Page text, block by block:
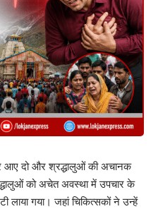
आए दो और श्रद्धालुओं की अचानक
को अचेत अवस्था में उपचार के
लाया गया। जहां चिकित्सकों ने उन्हें